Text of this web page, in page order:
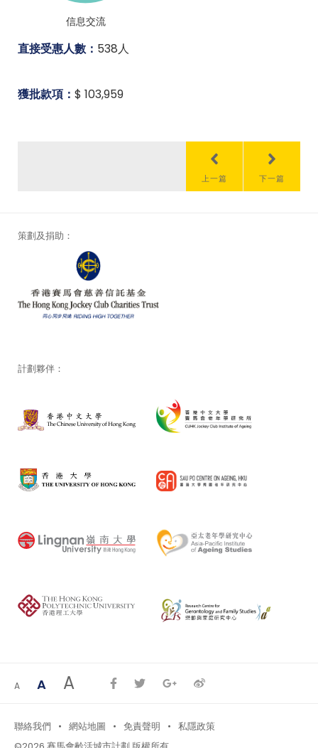
信息交流
直接受惠人數： 538人
獲批款項： $ 103,959
上一篇 下一篇
策劃及捐助：
計劃夥伴：
A A A
聯絡我們 網站地圖 免責聲明
私隱政策